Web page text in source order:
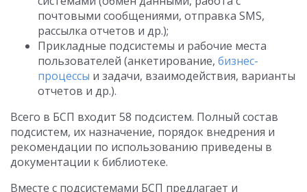
почтовыми сообщениями, отправка SMS,
рассылка отчетов и др.);
Прикладные подсистемы и рабочие места
пользователей (анкетирование, бизнес-
процессы и задачи, взаимодействия, варианты
отчетов и др.).
Всего в БСП входит 58 подсистем. Полный состав
подсистем, их назначение, порядок внедрения и
рекомендации по использованию приведены в
документации к библиотеке.
Вместе с подсистемами БСП предлагает и